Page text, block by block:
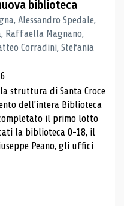
biblioteca
Alessandro Spedale,
Raffaella Magnano,
Corradini, Stefania
struttura di Santa Croce
dell'intera Biblioteca
il primo lotto
la biblioteca 0-18, il
Peano, gli uffici